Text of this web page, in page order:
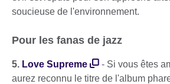
soucieuse de l'environnement.
Pour les fanas de jazz
5. Love Supreme
- Si vous êtes
aurez reconnu le titre de l'album